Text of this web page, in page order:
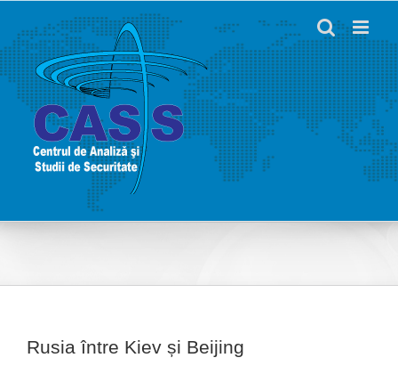
content
Rusia între Kiev și Beijing